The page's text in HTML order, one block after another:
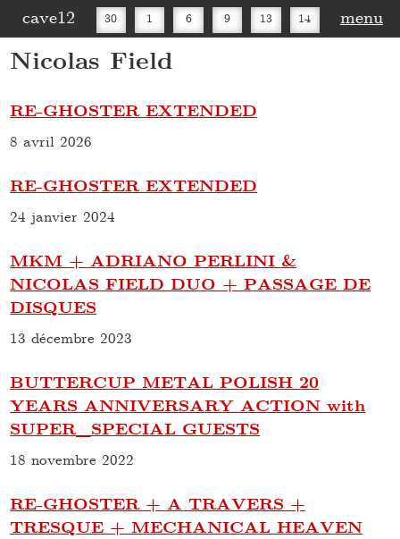
cave12 30 1 6 9 13 14
16 20
menu
Nicolas Field
RE-GHOSTER EXTENDED
8 avril 2026
RE-GHOSTER EXTENDED
24 janvier 2024
MKM + ADRIANO PERLINI &
NICOLAS FIELD DUO + PASSAGE DE
DISQUES
13 décembre 2023
BUTTERCUP METAL POLISH 20
YEARS ANNIVERSARY ACTION with
SUPER_SPECIAL GUESTS
18 novembre 2022
RE-GHOSTER + A TRAVERS +
TRESQUE + MECHANICAL HEAVEN